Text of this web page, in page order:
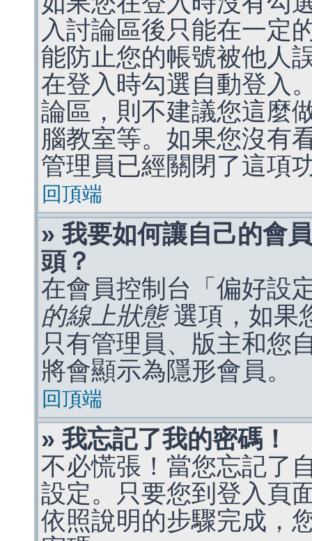
入討論區後只能在一定
能防止您的帳號被他人
在登入時勾選自動登入
論區，則不建議您這麼
腦教室等。如果您沒有
管理員已經關閉了這項
回頂端
» 我要如何讓自己的會
頭？
在會員控制台「偏好設
的線上狀態選項，如果
只有管理員、版主和您
將會顯示為隱形會員。
回頂端
» 我忘記了我的密碼！
不必慌張！當您忘記了
設定。只要您到登入頁
依照說明的步驟完成，